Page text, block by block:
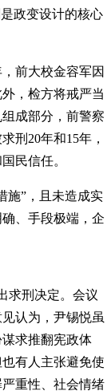
政变设计的核心
前大校金容军因
，检方将戒严当
成部分，前警察
刑20年和15年，
民信任。
施”，且未造成实
、手段极端，企
求刑决定。会议
认为，尹锡悦虽
求推翻宪政体
有人主张避免使
重性、社会情绪